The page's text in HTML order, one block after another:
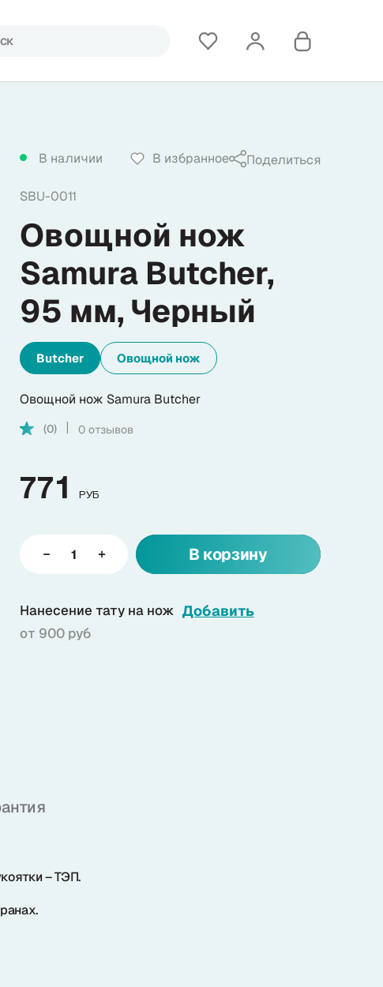
В наличии В избранное Поделиться
SBU-0011
Овощной нож
Samura Butcher,
95 мм, Черный
Butcher Овощной нож
Овощной нож Samura Butcher
(0) 0 отзывов
771 РУБ
В корзину
Нанесение тату на нож
от 900 руб
Добавить
– ТЭП.